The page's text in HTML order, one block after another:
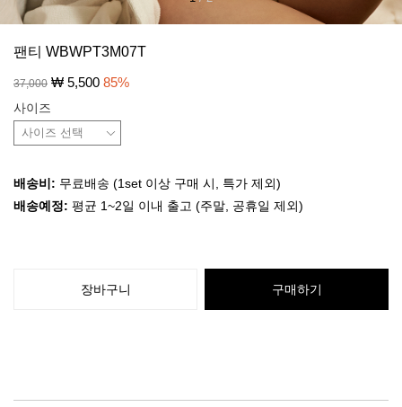
팬티 WBWPT3M07T
37,000 ₩ 5,500 85%
사이즈
배송비: 무료배송 (1set 이상 구매 시, 특가 제외)
배송예정: 평균 1~2일 이내 출고 (주말, 공휴일 제외)
장바구니 구매하기